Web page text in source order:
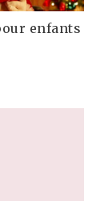
enfants